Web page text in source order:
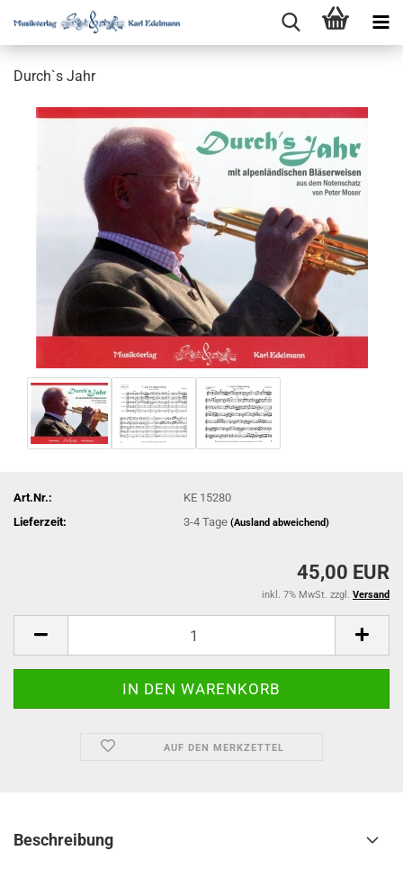
Durch`s Jahr
Art.Nr.:
KE 15280
Lieferzeit:
3-4 Tage(Ausland abweichend)
45,00 EUR
inkl. 7% MwSt. zzgl. Versand
AUF DEN MERKZETTEL
Beschreibung